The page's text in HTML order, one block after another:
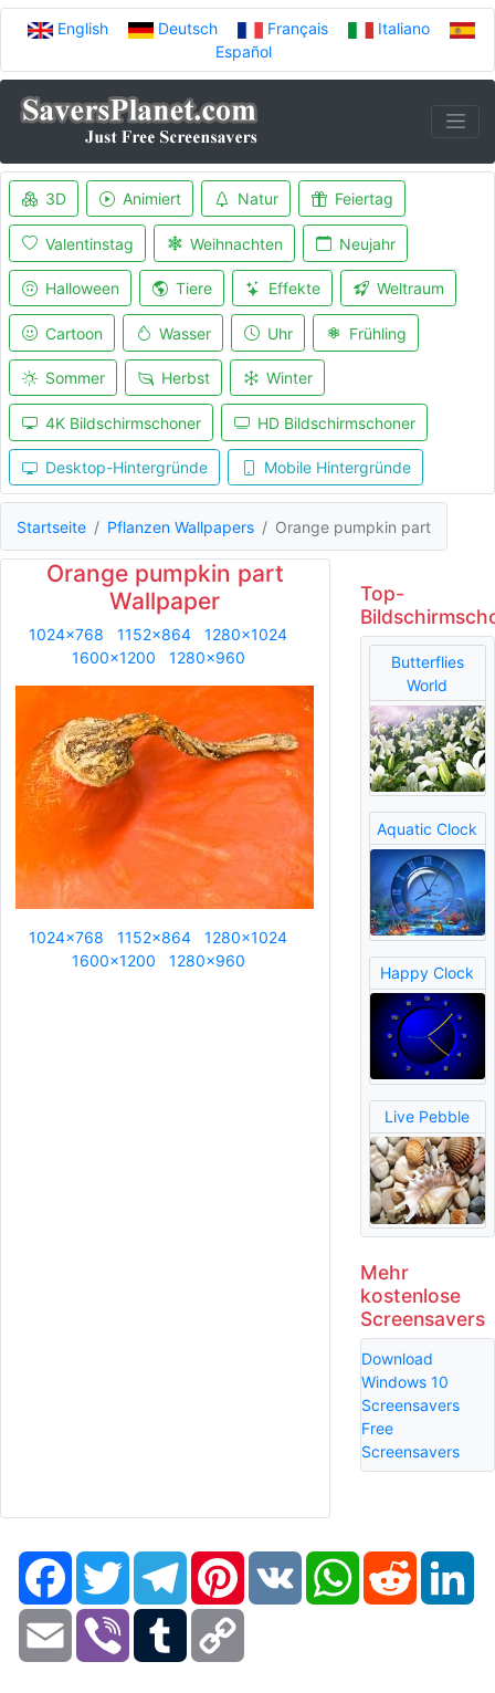
English Deutsch Français
Italiano
Español
3D Animiert Natur Feiertag
Valentinstag Weihnachten Neujahr
Halloween Tiere Effekte Weltraum
Cartoon Wasser Uhr Frühling
Sommer Herbst Winter
4K Bildschirmschoner HD Bildschirmschoner
Desktop-Hintergründe Mobile Hintergründe
Startseite Pflanzen Wallpapers Orange pumpkin part
Orange pumpkin part
Wallpaper
1024x768 1152x864
1280x1024
1600x1200
1280x960
1024x768 1152x864
1280x1024
1600x1200
1280x960
Top-
Butterflies
World
Aquatic Clock
Happy Clock
Live Pebble
Mehr
kostenlose
Screensavers
Download
Windows 10
Screensavers
Free
Screensavers
FacebookTwitter TelegramPinterestVK WhatsAppReddit
Email Viber Tumblr